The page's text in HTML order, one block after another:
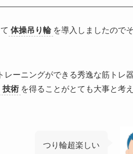
体操吊り輪 を導入しましたので
レーニングができる秀逸な筋トレ
技術 を得ることがとても大事と考
つり輪超楽しい